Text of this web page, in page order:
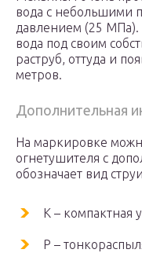
вода с небольшими
давлением (25 МПа).
вода под своим
раструб, оттуда и
метров.
Дополнительная
На маркировке
огнетушителя с
обозначает вид
К – компактная
Р –